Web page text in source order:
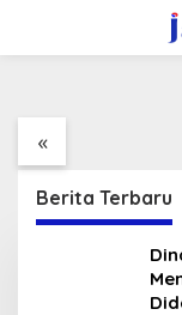
konten
Gas dan
«
Kasus Arumi Jadi
Perhatian Serius
Berita Terbaru